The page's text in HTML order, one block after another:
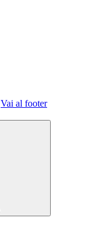
Vai al footer